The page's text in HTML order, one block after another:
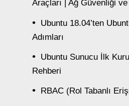
Araçları | Ağ Güvenliği
Ubuntu 18.04’ten
Adımları
Ubuntu Sunucu İlk
Rehberi
RBAC (Rol Tabanlı